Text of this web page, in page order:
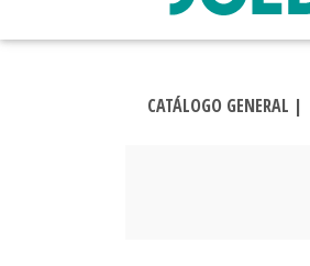
CATÁLOGO GENERAL |